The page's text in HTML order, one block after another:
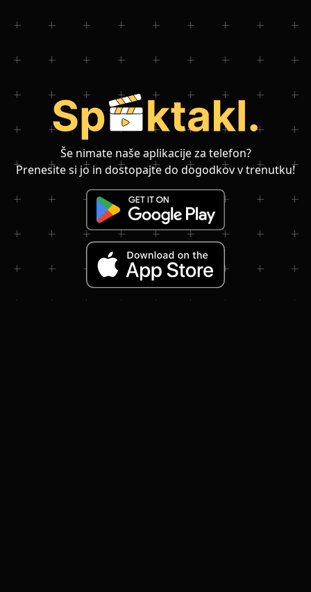
Še nimate naše aplikacije za telefon?
Prenesite si jo in dostopajte do dogodkov v trenutku!